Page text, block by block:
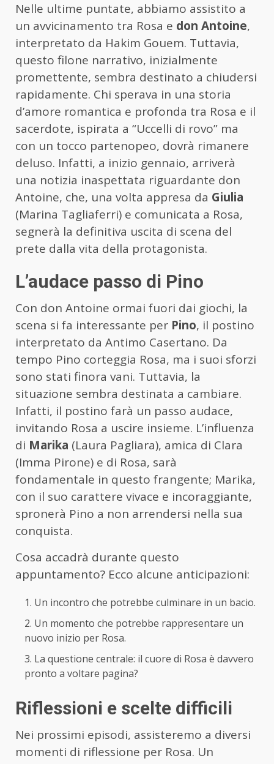
Nelle ultime puntate, abbiamo assistito a
un avvicinamento tra Rosa e don Antoine,
interpretato da Hakim Gouem. Tuttavia,
questo filone narrativo, inizialmente
promettente, sembra destinato a chiudersi
rapidamente. Chi sperava in una storia
d’amore romantica e profonda tra Rosa e il
sacerdote, ispirata a “Uccelli di rovo” ma
con un tocco partenopeo, dovrà rimanere
deluso. Infatti, a inizio gennaio, arriverà
una notizia inaspettata riguardante don
Antoine, che, una volta appresa da Giulia
(Marina Tagliaferri) e comunicata a Rosa,
segnerà la definitiva uscita di scena del
prete dalla vita della protagonista.
L’audace passo di Pino
Con don Antoine ormai fuori dai giochi, la
scena si fa interessante per Pino, il postino
interpretato da Antimo Casertano. Da
tempo Pino corteggia Rosa, ma i suoi sforzi
sono stati finora vani. Tuttavia, la
situazione sembra destinata a cambiare.
Infatti, il postino farà un passo audace,
invitando Rosa a uscire insieme. L’influenza
di Marika (Laura Pagliara), amica di Clara
(Imma Pirone) e di Rosa, sarà
fondamentale in questo frangente; Marika,
con il suo carattere vivace e incoraggiante,
spronerà Pino a non arrendersi nella sua
conquista.
Cosa accadrà durante questo
appuntamento? Ecco alcune anticipazioni:
Un incontro che potrebbe culminare in un bacio.
Un momento che potrebbe rappresentare un
nuovo inizio per Rosa.
La questione centrale: il cuore di Rosa è davvero
pronto a voltare pagina?
Riflessioni e scelte difficili
Nei prossimi episodi, assisteremo a diversi
momenti di riflessione per Rosa. Un